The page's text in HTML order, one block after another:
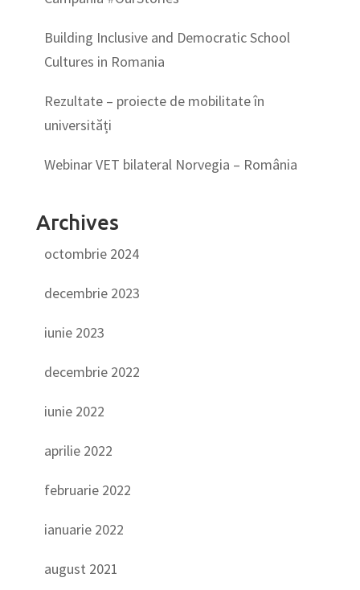
Building Inclusive and Democratic School
Cultures in Romania
Rezultate – proiecte de mobilitate în
universități
Webinar VET bilateral Norvegia – România
Archives
octombrie 2024
decembrie 2023
iunie 2023
decembrie 2022
iunie 2022
aprilie 2022
februarie 2022
ianuarie 2022
august 2021